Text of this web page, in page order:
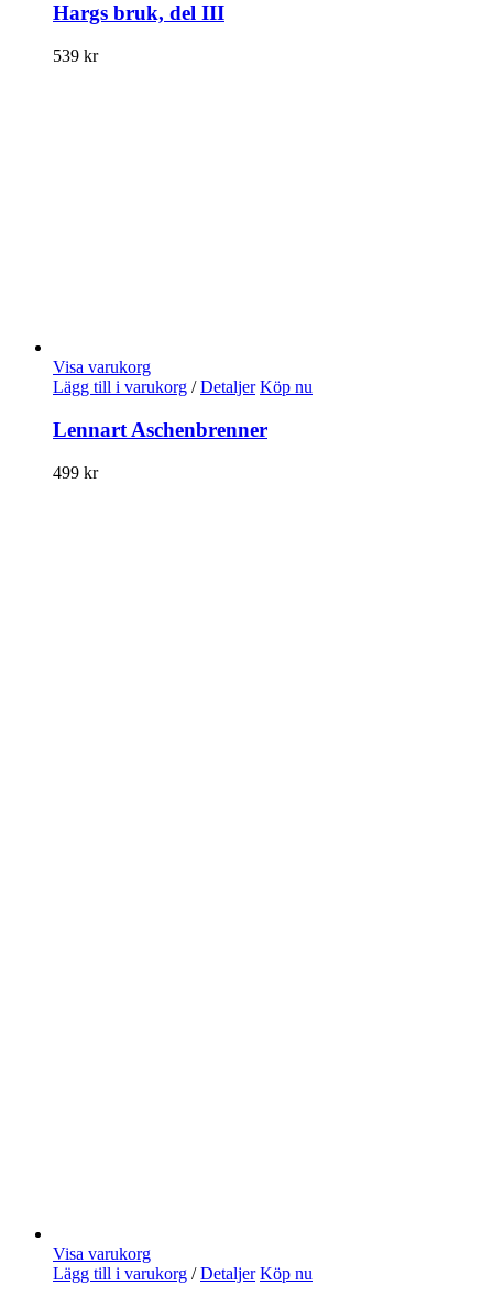
Hargs bruk, del III
539 kr
Visa varukorg
Lägg till i varukorg / Detaljer Köp nu
Lennart Aschenbrenner
499 kr
Visa varukorg
Lägg till i varukorg / Detaljer Köp nu